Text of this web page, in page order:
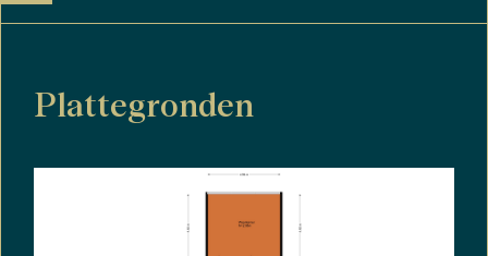
Plattegronden